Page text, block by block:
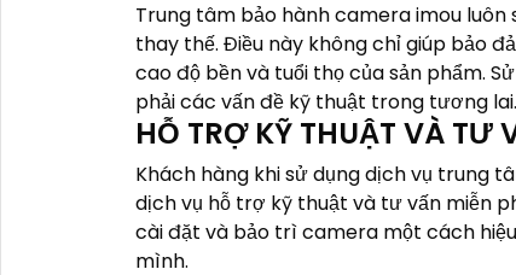
Trung tâm bảo hành camera imou luôn
thay thế. Điều này không chỉ giúp bảo
cao độ bền và tuổi thọ của sản phẩm.
phải các vấn đề kỹ thuật trong tương lai.
HỖ TRỢ KỸ THUẬT VÀ TƯ
Khách hàng khi sử dụng dịch vụ trung
dịch vụ hỗ trợ kỹ thuật và tư vấn miễn
cài đặt và bảo trì camera một cách
mình.